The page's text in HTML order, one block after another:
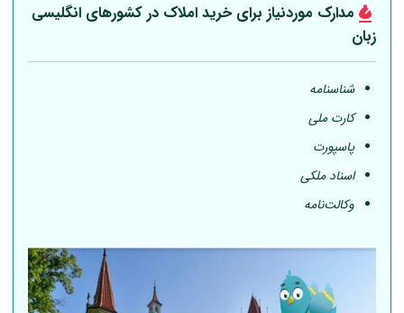
مدارک موردنیاز برای خرید املاک در کشورهای انگلیسی
زبان
شناسنامه
کارت ملی
پاسپورت
اسناد ملکی
وکالت‌نامه